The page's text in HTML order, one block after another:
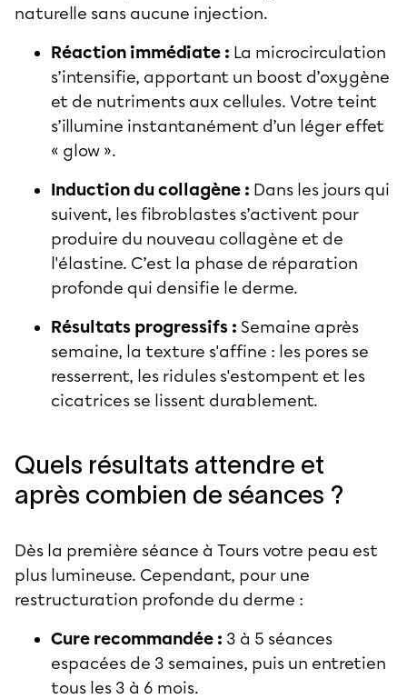
naturelle sans aucune injection.
Réaction immédiate : La microcirculation
s’intensifie, apportant un boost d’oxygène
et de nutriments aux cellules. Votre teint
s’illumine instantanément d’un léger effet
« glow ».
Induction du collagène : Dans les jours qui
suivent, les fibroblastes s’activent pour
produire du nouveau collagène et de
l'élastine. C’est la phase de réparation
profonde qui densifie le derme.
Résultats progressifs : Semaine après
semaine, la texture s'affine : les pores se
resserrent, les ridules s'estompent et les
cicatrices se lissent durablement.
Quels résultats attendre et
après combien de séances ?
Dès la première séance à Tours votre peau est
plus lumineuse. Cependant, pour une
restructuration profonde du derme :
Cure recommandée : 3 à 5 séances
espacées de 3 semaines, puis un entretien
tous les 3 à 6 mois.